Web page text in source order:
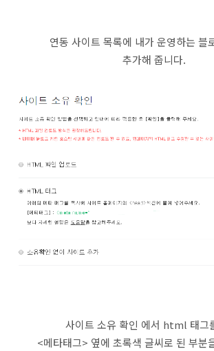
연동 사이트 목록에 내가 운영하는 블
추가해 줍니다.
사이트 소유 확인 에서 html 태그
<메타태그> 옆에 초록색 글씨로 된 부분